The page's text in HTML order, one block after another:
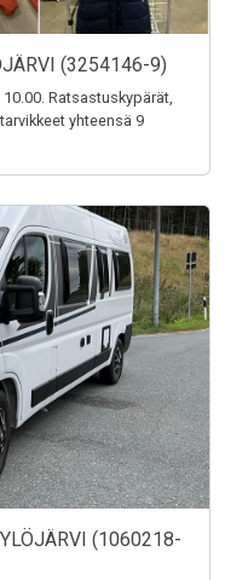
(3254146-9)
10.00. Ratsastuskypärät,
yhteensä 9
(1060218-